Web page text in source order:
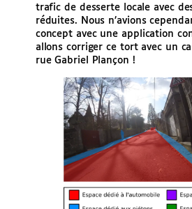
trafic de desserte locale avec
réduites. Nous n’avions
concept avec une application
allons corriger ce tort avec un
rue Gabriel Plançon !